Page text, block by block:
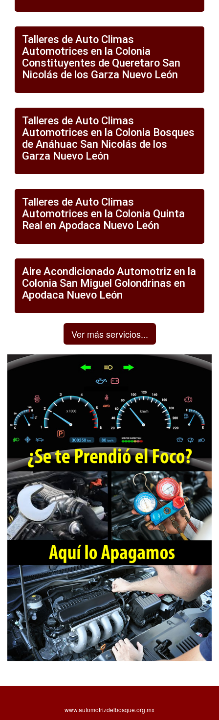
Talleres de Auto Climas
Automotrices en la Colonia
Constituyentes de Queretaro San
Nicolás de los Garza Nuevo León
Talleres de Auto Climas
Automotrices en la Colonia Bosques
de Anáhuac San Nicolás de los
Garza Nuevo León
Talleres de Auto Climas
Automotrices en la Colonia Quinta
Real en Apodaca Nuevo León
Aire Acondicionado Automotriz en la
Colonia San Miguel Golondrinas en
Apodaca Nuevo León
Ver más servicios...
www.automotrizdelbosque.org.mx